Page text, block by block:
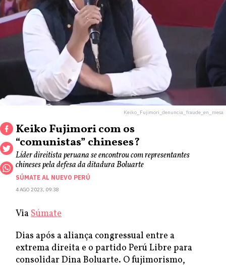
Keiko_Fujimori_denuncia_fraude_en_mesa
Keiko Fujimori com os
“comunistas” chineses?
Líder direitista peruana se encontrou com representantes
chineses pela defesa da ditadura Boluarte
SÚMATE AL NUEVO PERÚ
4 AGO 2023, 09:38
Via Súmate
Dias após a aliança congressual entre a
extrema direita e o partido Perú Libre para
consolidar Dina Boluarte. O fujimorismo,